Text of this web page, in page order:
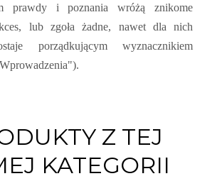
prawdy i poznania wróżą znikome
lub zgoła żadne, nawet dla nich
porządkującym wyznacznikiem
Z TEJ
KATEGORII